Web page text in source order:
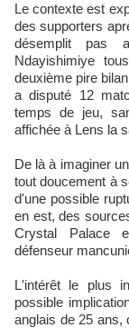
Le contexte est
des supporters
désemplit pas
Ndayishimiye
deuxième pire
a disputé 12
temps de jeu,
affichée à Lens la
De là à imaginer
tout doucement à
d'une possible
en est, des
Crystal Palace
défenseur
L'intérêt le plus
possible
anglais de 25 ans,